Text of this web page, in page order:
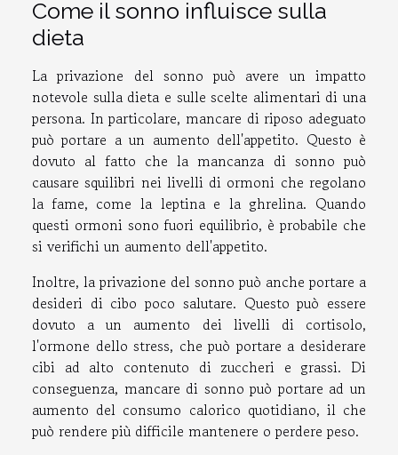
Come il sonno influisce sulla
dieta
La privazione del sonno può avere un impatto
notevole sulla dieta e sulle scelte alimentari di una
persona. In particolare, mancare di riposo adeguato
può portare a un aumento dell'appetito. Questo è
dovuto al fatto che la mancanza di sonno può
causare squilibri nei livelli di ormoni che regolano
la fame, come la leptina e la ghrelina. Quando
questi ormoni sono fuori equilibrio, è probabile che
si verifichi un aumento dell'appetito.
Inoltre, la privazione del sonno può anche portare a
desideri di cibo poco salutare. Questo può essere
dovuto a un aumento dei livelli di cortisolo,
l'ormone dello stress, che può portare a desiderare
cibi ad alto contenuto di zuccheri e grassi. Di
conseguenza, mancare di sonno può portare ad un
aumento del consumo calorico quotidiano, il che
può rendere più difficile mantenere o perdere peso.